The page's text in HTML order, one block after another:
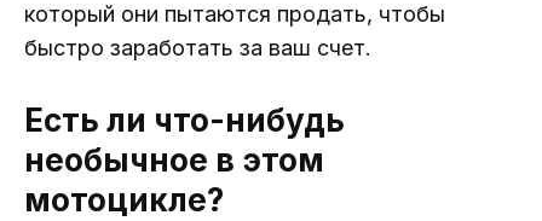
который они пытаются продать, чтобы
быстро заработать за ваш счет.
Есть ли что-нибудь
необычное в этом
мотоцикле?